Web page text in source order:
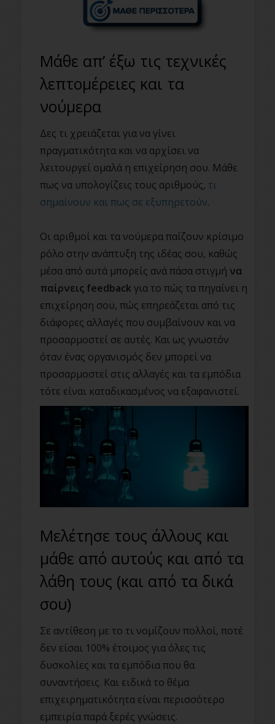
Μάθε απ’ έξω τις τεχνικές
λεπτομέρειες και τα
νούμερα
Δες τι χρειάζεται για να γίνει
πραγματικότητα και να αρχίσει να
λειτουργεί ομαλά η επιχείρηση σου. Μάθε
πως να υπολογίζεις τους αριθμούς, τι
σημαίνουν και πως σε εξυπηρετούν.
Οι αριθμοί και τα νούμερα παίζουν κρίσιμο
ρόλο στην ανάπτυξη της ιδέας σου, καθώς
μέσα από αυτά μπορείς ανά πάσα στιγμή να
παίρνεις feedback για το πώς τα πηγαίνει η
επιχείρηση σου, πώς επηρεάζεται από τις
διάφορες αλλαγές που συμβαίνουν και να
προσαρμοστεί σε αυτές. Και ως γνωστόν
όταν ένας οργανισμός δεν μπορεί να
προσαρμοστεί στις αλλαγές και τα εμπόδια
τότε είναι καταδικασμένος να εξαφανιστεί.
Μελέτησε τους άλλους και
μάθε από αυτούς και από τα
λάθη τους (και από τα δικά
σου)
Σε αντίθεση με το τι νομίζουν πολλοί, ποτέ
δεν είσαι 100% έτοιμος για όλες τις
δυσκολίες και τα εμπόδια που θα
συναντήσεις. Και ειδικά το θέμα
επιχειρηματικότητα είναι περισσότερο
εμπειρία παρά ξερές γνώσεις.